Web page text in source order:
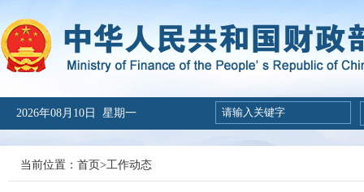
2026年08月10日 星期一
当前位置： 首页>工作动态